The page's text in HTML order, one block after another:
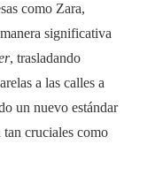
como Zara,
significativa
, trasladando
a las calles a
un nuevo estándar
cruciales como